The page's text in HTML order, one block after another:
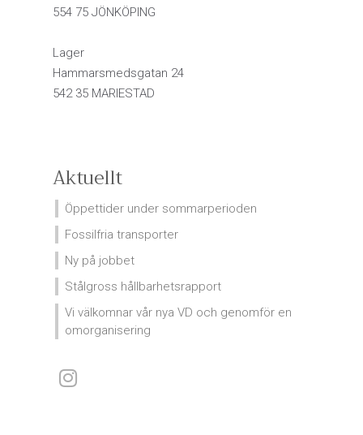
554 75 JÖNKÖPING
Lager
Hammarsmedsgatan 24
542 35 MARIESTAD
Aktuellt
Öppettider under sommarperioden
Fossilfria transporter
Ny på jobbet
Stålgross hållbarhetsrapport
Vi välkomnar vår nya VD och genomför en
omorganisering